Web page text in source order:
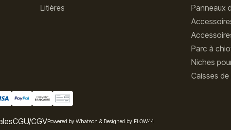
Litières
Panneaux
Parc à
Niches
Caisses
CGU/CGVPowered by Whatson & Designed by FLOW44